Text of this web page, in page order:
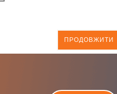
ПРОДОВЖИТИ